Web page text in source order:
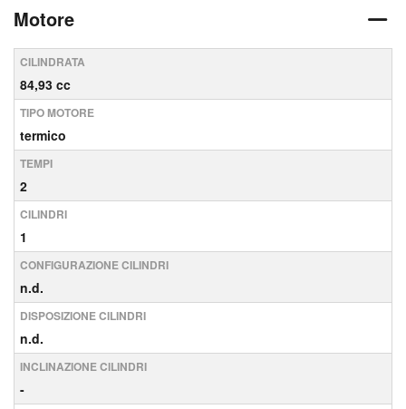
Motore
CILINDRATA
84,93 cc
TIPO MOTORE
termico
TEMPI
2
CILINDRI
1
CONFIGURAZIONE CILINDRI
n.d.
DISPOSIZIONE CILINDRI
n.d.
INCLINAZIONE CILINDRI
-